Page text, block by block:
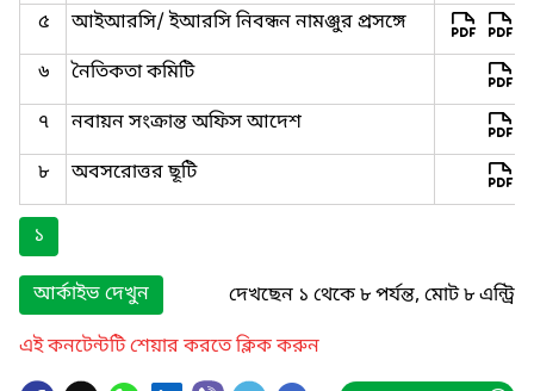
৫
আইআরসি/ ইআরসি নিবন্ধন নামঞ্জুর প্রসঙ্গে
৬
নৈতিকতা কমিটি
৭
নবায়ন সংক্রান্ত অফিস আদেশ
৮
অবসরোত্তর ছূটি
১
আর্কাইভ দেখুন
দেখছেন ১ থেকে ৮ পর্যন্ত, মোট ৮ এন্ট্রি
এই কনটেন্টটি শেয়ার করতে ক্লিক করুন